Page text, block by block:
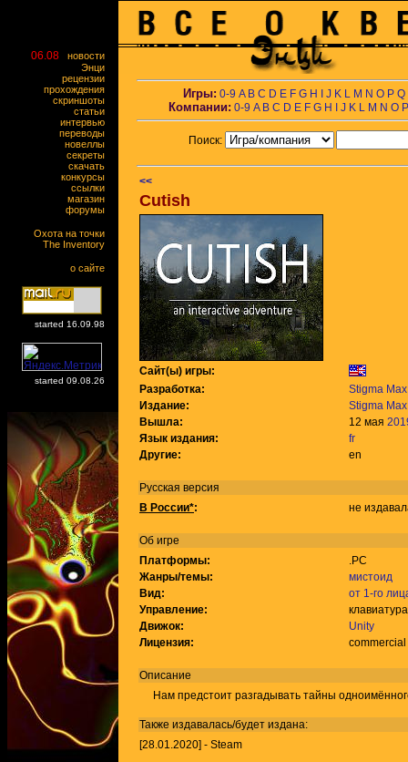
06.08
новости
Энци
рецензии
прохождения
скриншоты
статьи
интервью
переводы
новеллы
секреты
скачать
конкурсы
ссылки
магазин
форумы
Охота на точки
The Inventory
о сайте
started 16.09.98
started 09.08.26
Игры: 0-9 A B C D E F G H J K L M N O P Q
Компании: 0-9 A B C D E F G H J K L M N O P
Поиск:
<<
Cutish
Сайт(ы) игры:
Разработка:
Stigma Max
Издание:
Stigma Max
Вышла:
12 мая
Язык издания:
fr
Другие:
en
Русская версия
В России*: не
Об игре
Платформы:
.PC
Жанры/темы:
мистоид
Вид:
от 1-го
Управление:
Движок:
Unity
Лицензия:
commercial
Описание
Нам предстоит разгадывать тайны
Также издавалась/будет издана:
[28.01.2020] - Steam